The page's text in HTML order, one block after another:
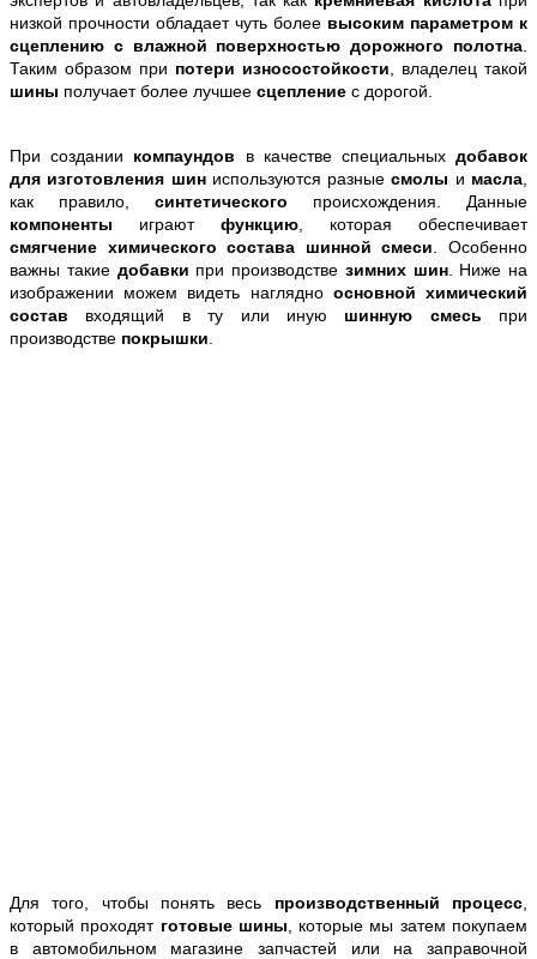
низкой прочности обладает чуть более высоким параметром к
сцеплению с влажной поверхностью дорожного полотна
Таким образом при потери износостойкости , владелец такой
шины получает более лучшее сцепление с дорогой.
При создании компаундов в качестве специальныхдобавок
для изготовления шиниспользуются разныесмолы и масла
как правило, синтетического происхождения. Данные
компоненты играют функцию , которая обеспечивает
смягчение химического состава шинной смеси . Особенно
важны такие добавки при производстве зимних шин. Ниже на
изображении можем видеть наглядно основной химический
состав входящий в ту или иную шинную смесь при
производстве покрышки
Для того, чтобы понять весь производственный процесс
который проходят готовые шины , которые мы затем покупаем
в автомобильном магазине запчастей или на заправочной